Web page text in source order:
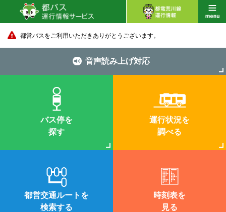
都営バスをご利用いただきありがとうございます。
音声読み上げ対応
バス停を
探す
運行状況を
調べる
都営交通ルートを
検索する
時刻表を
見る